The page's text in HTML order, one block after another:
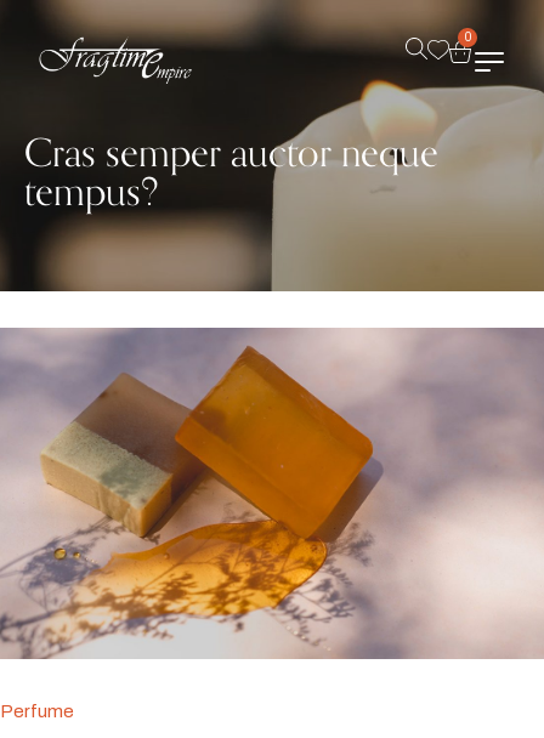
0
Cras semper auctor neque
tempus?
Perfume